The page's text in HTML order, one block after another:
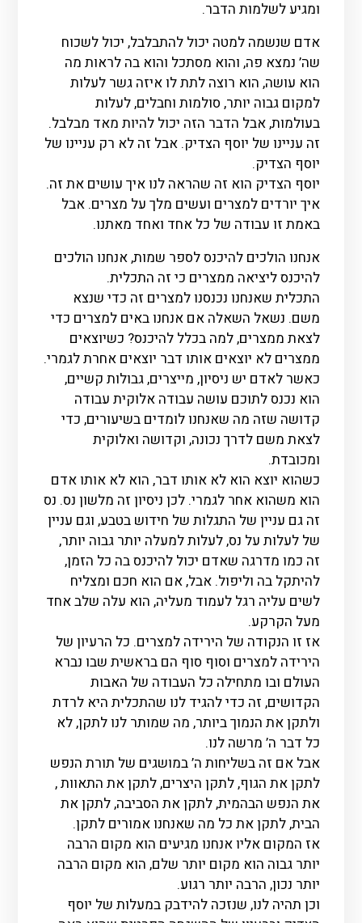
ומגיע לשלמות הדבר.
אדם שנשמה למטה יכול להתבלבל, יכול לשכוח
שה’ נמצא פה, והוא מסתכל והוא בה לראות מה
הוא עושה, הוא רוצה לתת לו איזה גשר לעלות
למקום גבוה יותר, סולמות וחבלים, לעלות
בעולמות, אבל הדבר הזה יכול להיות מאד מבלבל.
זה עניינו של יוסף הצדיק. אבל זה לא רק עניינו של
יוסף הצדיק.
יוסף הצדיק הוא זה שהראה לנו איך עושים את זה.
איך יורדים למצרים ועשים מלך על מצרים. אבל
באמת זו עבודה של כל אחד ואחד מאתנו.
אנחנו הולכים להיכנס לספר שמות, אנחנו הולכים
להיכנס ליציאה ממצרים כי זה התכלית.
התכלית שאנחנו נכנסנו למצרים זה כדי שנצא
משם. נשאל השאלה אם אנחנו באים למצרים כדי
לצאת ממצרים, למה בכלל להיכנס? כשיוצאים
ממצרים לא יוצאים אותו דבר יוצאים אחרת לגמרי.
כאשר לאדם יש ניסיון, מייצרים, גבולות קשיים,
הוא נכנס לתוכם עושה עבודה אלוקית עבודה
קדושה שזה מה שאנחנו לומדים בשיעורים, כדי
לצאת משם לדרך נכונה, וקדושה ואלוקית
ומכובדת.
כשהוא יוצא הוא לא אותו דבר, הוא לא אותו אדם
הוא משהוא אחר לגמרי. לכן ניסיון זה מלשון נס. נס
זה גם עניין של התגלות של חידוש בטבע, וגם עניין
של לעלות על נס, לעלות למעלה יותר גבוה יותר,
זה כמו מדרגה שאדם יכול להיכנס בה כל הזמן,
להיתקל בה וליפול. אבל, אם הוא חכם ומצליח
לשים עליה רגל לעמוד מעליה, הוא עלה שלב אחד
מעל הקרקע.
אז זו הנקודה של הירידה למצרים. כל הרעיון של
הירידה למצרים וסוף סוף הם בראשית שבו נברא
העולם ובו מתחילה כל העבודה של האבות
הקדושים, זה כדי להגיד לנו שהתכלית היא לרדת
ולתקן את הנמוך ביותר, מה שמותר לנו לתקן, לא
כל דבר ה’ מרשה לנו.
אבל אם זה בשליחות ה’ במושגים של תורת הנפש
לתקן את הגוף, לתקן היצרים, לתקן את התאוות ,
את הנפש הבהמית, לתקן את הסביבה, לתקן את
הבית, לתקן את כל מה שאנחנו אמורים לתקן.
אז המקום אליו אנחנו מגיעים הוא מקום הרבה
יותר גבוה הוא מקום יותר שלם, הוא מקום הרבה
יותר נכון, הרבה יותר רגוע.
וכן תהיה לנו, שנזכה להידבק במעלות של יוסף